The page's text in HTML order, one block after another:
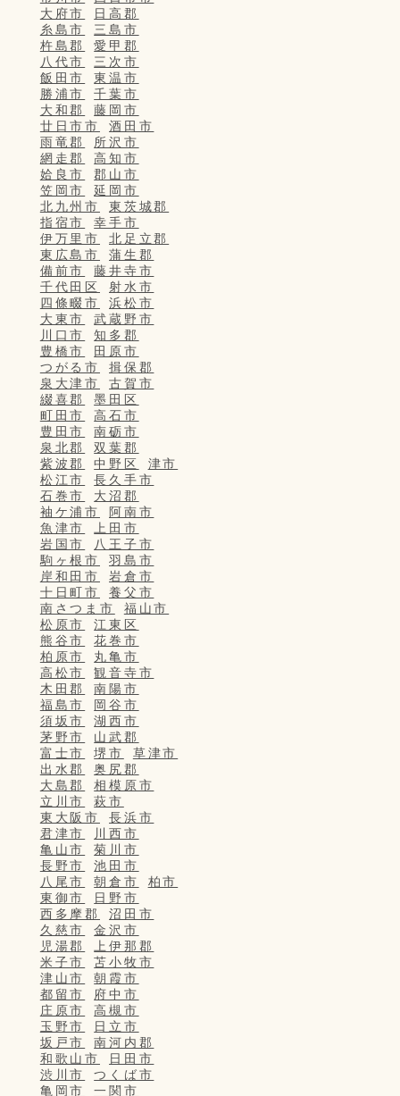
大府市
日高郡
糸島市
三島市
杵島郡
愛甲郡
八代市
三次市
飯田市
東温市
勝浦市
千葉市
大和郡
藤岡市
廿日市市
酒田市
雨竜郡
所沢市
網走郡
高知市
姶良市
郡山市
笠岡市
延岡市
北九州市
東茨城郡
指宿市
幸手市
伊万里市
北足立郡
東広島市
蒲生郡
備前市
藤井寺市
千代田区
射水市
四條畷市
浜松市
大東市
武蔵野市
川口市
知多郡
豊橋市
田原市
つがる市
揖保郡
泉大津市
古賀市
綴喜郡
墨田区
町田市
高石市
豊田市
南砺市
泉北郡
双葉郡
紫波郡
中野区
津市
松江市
長久手市
石巻市
大沼郡
袖ケ浦市
阿南市
魚津市
上田市
岩国市
八王子市
駒ヶ根市
羽島市
岸和田市
岩倉市
十日町市
養父市
南さつま市
福山市
松原市
江東区
熊谷市
花巻市
柏原市
丸亀市
高松市
観音寺市
木田郡
南陽市
福島市
岡谷市
須坂市
湖西市
茅野市
山武郡
富士市
堺市
草津市
出水郡
奥尻郡
大島郡
相模原市
立川市
萩市
東大阪市
長浜市
君津市
川西市
亀山市
菊川市
長野市
池田市
八尾市
朝倉市
柏市
東御市
日野市
西多摩郡
沼田市
久慈市
金沢市
児湯郡
上伊那郡
米子市
苫小牧市
津山市
朝霞市
都留市
府中市
庄原市
高槻市
玉野市
日立市
坂戸市
南河内郡
和歌山市
日田市
渋川市
つくば市
亀岡市
一関市